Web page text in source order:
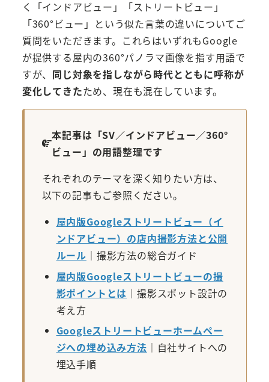
く「インドアビュー」「ストリートビュー」
「360°ビュー」という似た言葉の違いについてご
質問をいただきます。これらはいずれもGoogle
が提供する屋内の360°パノラマ画像を指す用語で
すが、 同じ対象を指しながら時代とともに呼称が
変化してきたため、現在も混在しています。
本記事は「SV／インドアビュー／360°
ビュー」の用語整理です
それぞれのテーマを深く知りたい方は、
以下の記事もご参照ください。
屋内版Googleストリートビュー（イ
ンドアビュー）の店内撮影方法と公開
ルール ｜撮影方法の総合ガイド
屋内版Googleストリートビューの撮
影ポイントとは ｜撮影スポット設計の
考え方
Googleストリートビューホームペー
ジへの埋め込み方法 ｜自社サイトへの
埋込手順